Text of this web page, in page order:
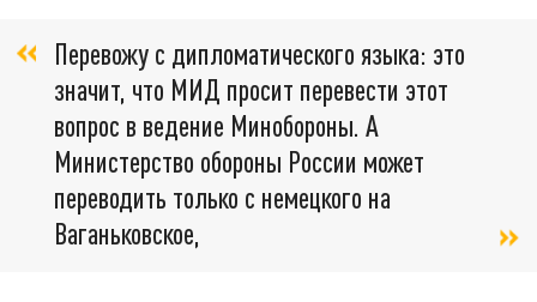
Перевожу с дипломатического языка: это
значит, что МИД просит перевести этот
вопрос в ведение Минобороны. А
Министерство обороны России может
переводить только с немецкого на
Ваганьковское,